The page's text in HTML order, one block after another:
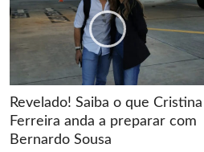
Revelado! Saiba o que Cristina
Ferreira anda a preparar com
Bernardo Sousa